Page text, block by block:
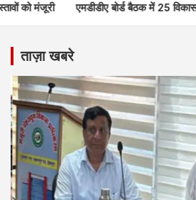
बोर्ड बैठक में 25 विकास प्रस्तावों को मंजूरी,
ताज़ा खबरे